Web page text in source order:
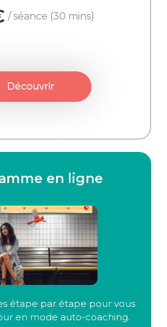
/ séance (30 mins)
Découvrir
en ligne
étape par étape pour vous
en mode auto-coaching.